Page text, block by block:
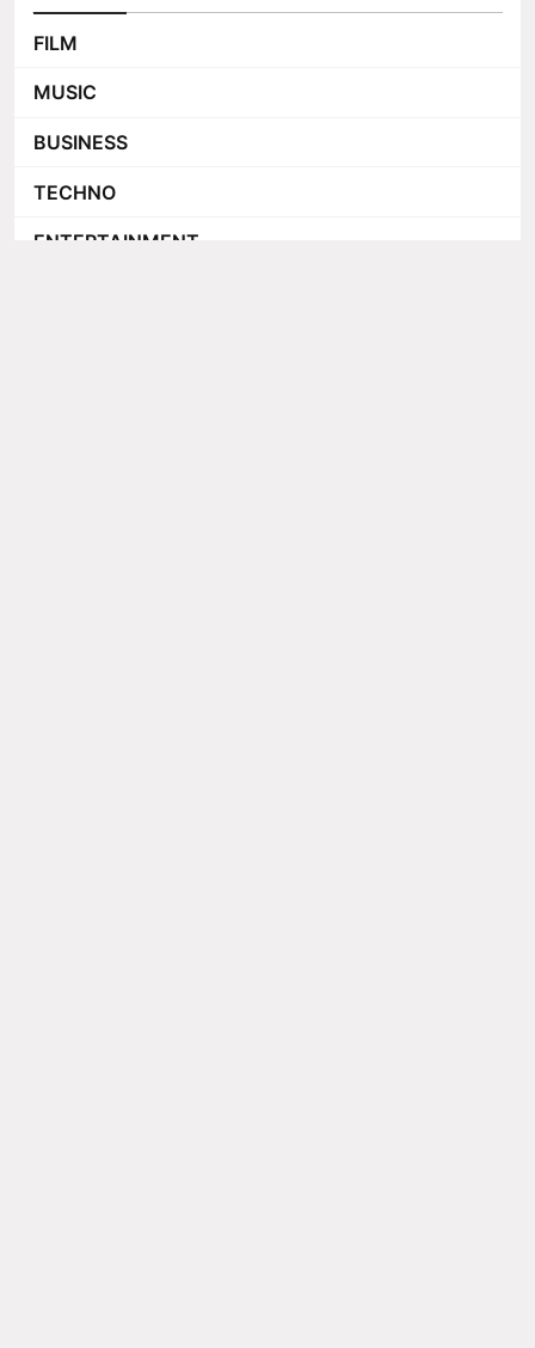
FILM
MUSIC
BUSINESS
TECHNO
ENTERTAINMENT